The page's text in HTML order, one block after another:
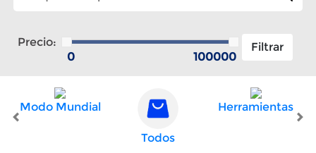
Precio:
Modo Mundial
Todos
Herramientas